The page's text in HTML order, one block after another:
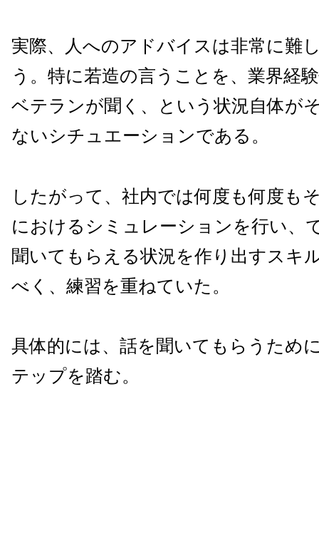
実際、人へのアドバイスは非常に難
う。特に若造の言うことを、業界経
ベテランが聞く、という状況自体が
ないシチュエーションである。
したがって、社内では何度も何度も
におけるシミュレーションを行い、
聞いてもらえる状況を作り出すスキ
べく、練習を重ねていた。
具体的には、話を聞いてもらうため
テップを踏む。